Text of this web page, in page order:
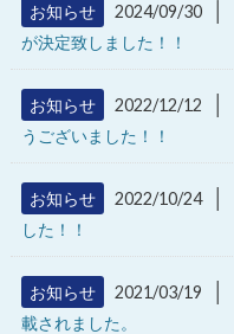
お知らせ 2024/09/30
が決定致しました！！
お知らせ 2022/12/12
うございました！！
お知らせ 2022/10/24
した！！
お知らせ 2021/03/19
載されました。